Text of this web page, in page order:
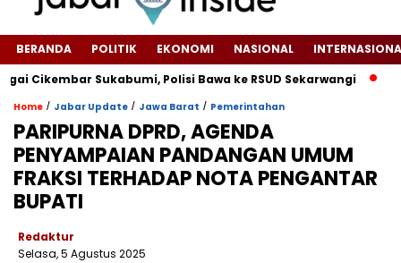
BERANDA POLITIK EKONOMI NASIONAL
Sukabumi, Polisi Bawa ke RSUD Sekarwangi‎
Home / Jabar Update / Jawa Barat / Pemerintahan
‎PARIPURNA DPRD, AGENDA
PENYAMPAIAN PANDANGAN UMUM
FRAKSI TERHADAP NOTA PENGANTAR
BUPATI
Redaktur
Selasa, 5 Agustus 2025